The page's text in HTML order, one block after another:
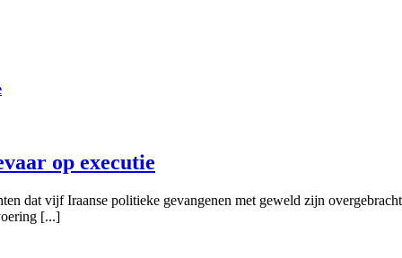
op executie
dat vijf Iraanse politieke gevangenen met geweld zijn
[...]